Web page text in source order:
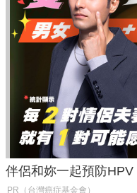
伴侶和妳一起預防HPV
PR（台灣癌症基金會）